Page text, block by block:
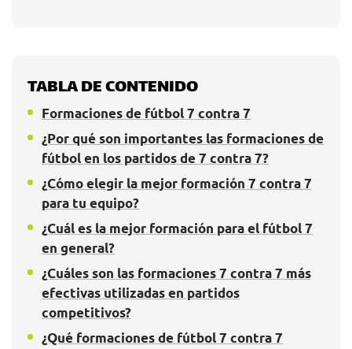
TABLA DE CONTENIDO
Formaciones de fútbol 7 contra 7
¿Por qué son importantes las formaciones de
fútbol en los partidos de 7 contra 7?
¿Cómo elegir la mejor formación 7 contra 7
para tu equipo?
¿Cuál es la mejor formación para el fútbol 7
en general?
¿Cuáles son las formaciones 7 contra 7 más
efectivas utilizadas en partidos
competitivos?
¿Qué formaciones de fútbol 7 contra 7